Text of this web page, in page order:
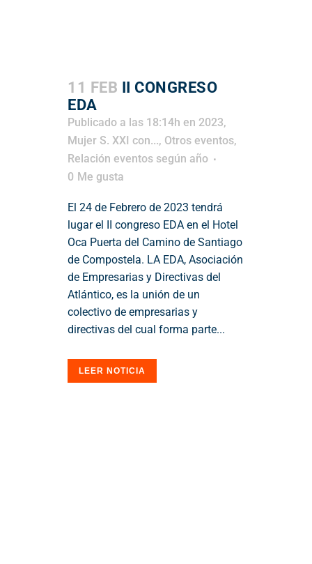
11 FEB II CONGRESO
EDA
Publicado a las 18:14h en 2023,
Mujer S. XXI con..., Otros eventos,
Relación eventos según año
0 Me gusta
El 24 de Febrero de 2023 tendrá
lugar el II congreso EDA en el Hotel
Oca Puerta del Camino de Santiago
de Compostela. LA EDA, Asociación
de Empresarias y Directivas del
Atlántico, es la unión de un
colectivo de empresarias y
directivas del cual forma parte...
LEER NOTICIA